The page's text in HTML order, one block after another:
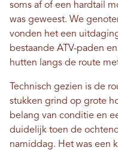
soms af of een hardtail
was geweest. We
vonden het een
bestaande ATV-paden
hutten langs de route
Technisch gezien is de
stukken grind op grote
belang van conditie en
duidelijk toen de
namiddag. Het was een